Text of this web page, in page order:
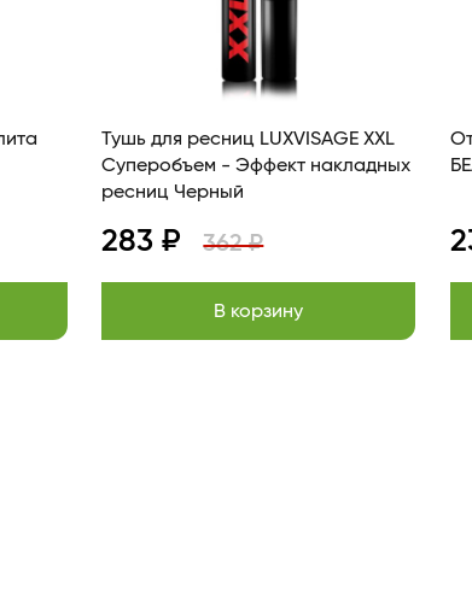
Тушь для ресниц LUXVISAGE XXL
Суперобъем - Эффект накладных
ресниц Черный
283 ₽ 362 ₽
В корзину